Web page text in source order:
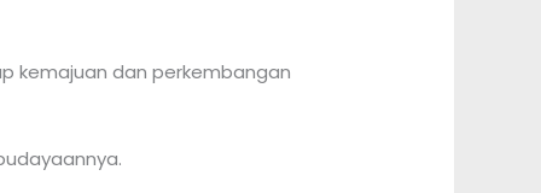
kemajuan dan perkembangan